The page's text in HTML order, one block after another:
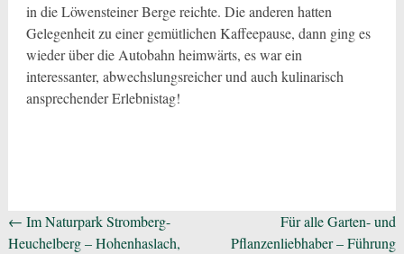
in die Löwensteiner Berge reichte. Die anderen hatten
Gelegenheit zu einer gemütlichen Kaffeepause, dann ging es
wieder über die Autobahn heimwärts, es war ein
interessanter, abwechslungsreicher und auch kulinarisch
ansprechender Erlebnistag!
Beitragsnavigation
← Im Naturpark Stromberg-
Heuchelberg – Hohenhaslach,
Für alle Garten- und
Pflanzenliebhaber – Führung